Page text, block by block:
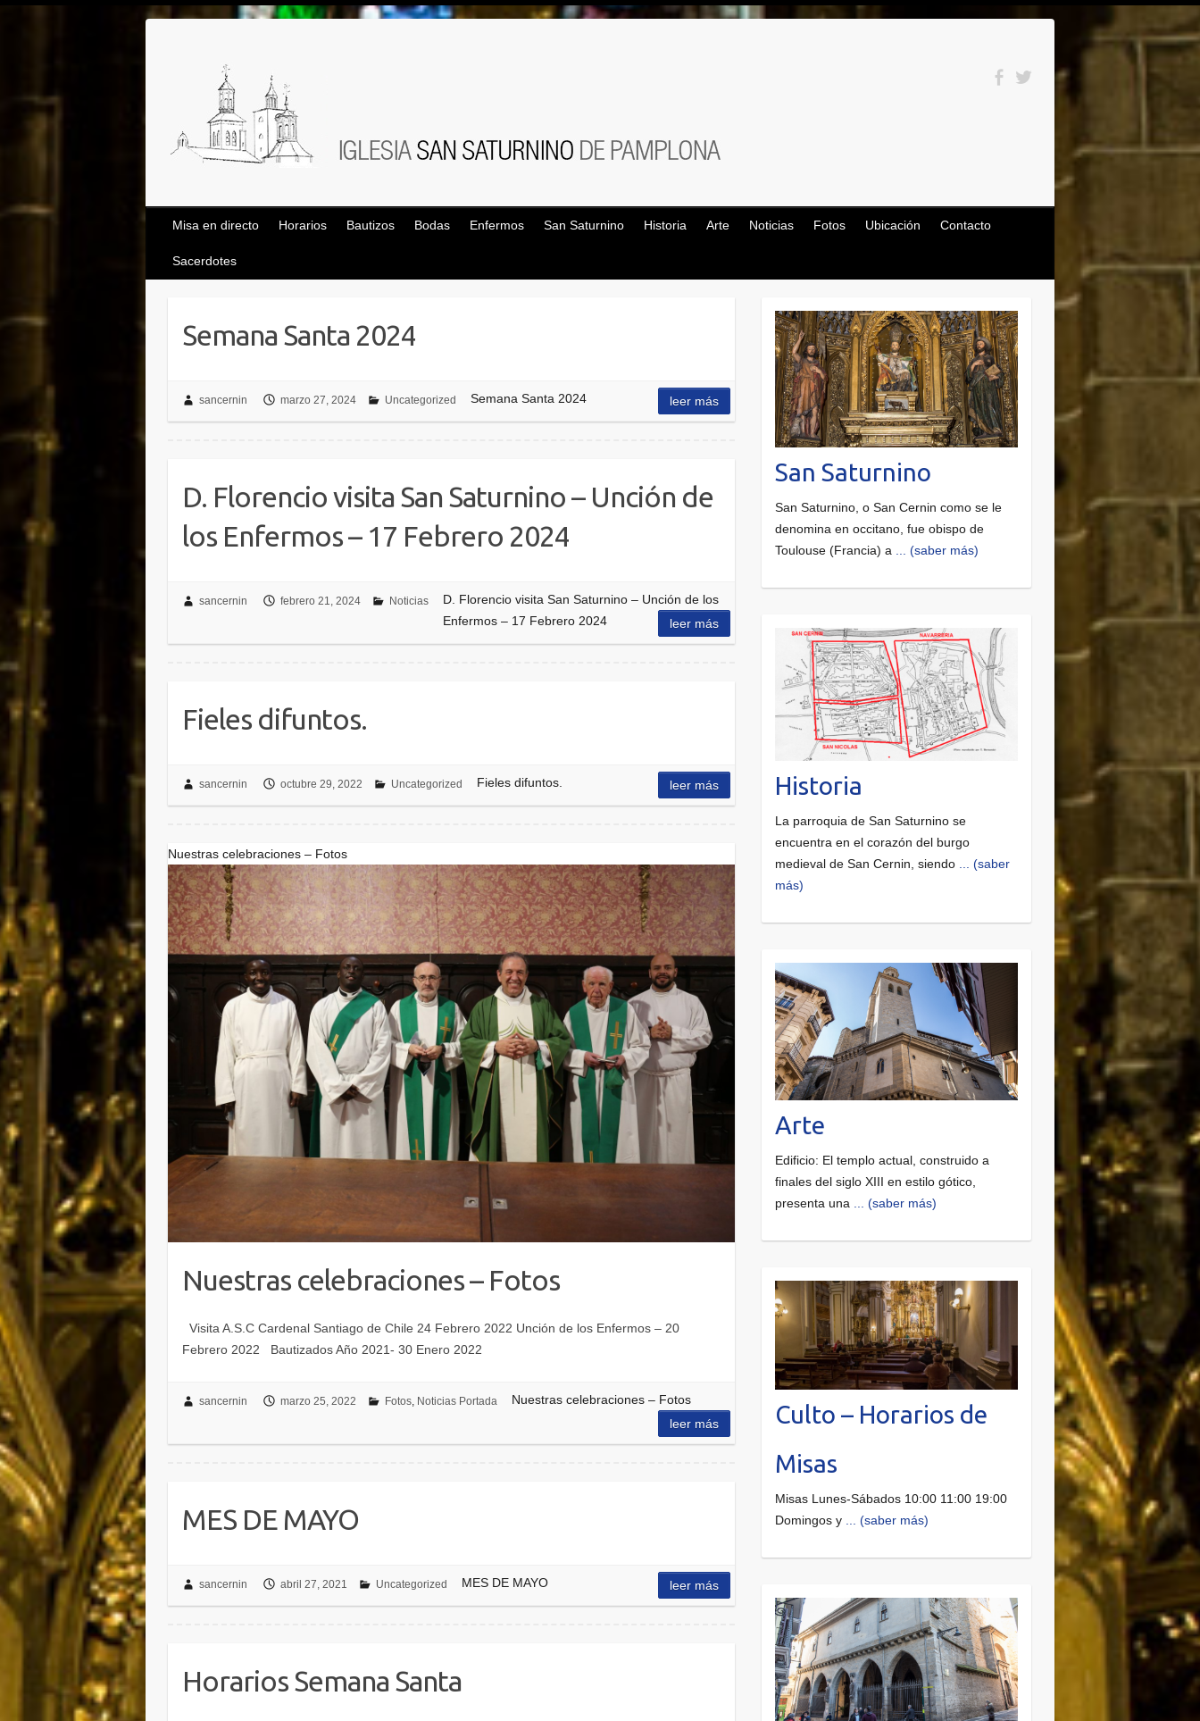
Misa en directo Horarios Bautizos Bodas Enfermos San Saturnino Historia Arte Noticias Fotos Ubicación Contacto
Sacerdotes
Semana Santa 2024
sancernin marzo 27, 2024 Uncategorized Semana Santa 2024 leer más
D. Florencio visita San Saturnino – Unción de
los Enfermos – 17 Febrero 2024
sancernin febrero 21, 2024 Noticias
D. Florencio visita San Saturnino – Unción de los
Enfermos – 17 Febrero 2024
leer más
Fieles difuntos.
sancernin octubre 29, 2022 Uncategorized Fieles difuntos. leer más
Nuestras celebraciones – Fotos
Nuestras celebraciones – Fotos
Visita A.S.C Cardenal Santiago de Chile 24 Febrero 2022 Unción de los Enfermos – 20
Febrero 2022 Bautizados Año 2021- 30 Enero 2022
sancernin marzo 25, 2022 Fotos, Noticias Portada
Nuestras celebraciones – Fotos
leer más
MES DE MAYO
sancernin abril 27, 2021 Uncategorized MES DE MAYO leer más
Horarios Semana Santa
San Saturnino
San Saturnino, o San Cernin como se le
denomina en occitano, fue obispo de
Toulouse (Francia) a ... (saber más)
Historia
La parroquia de San Saturnino se
encuentra en el corazón del burgo
medieval de San Cernin, siendo ... (saber
más)
Arte
Edificio: El templo actual, construido a
finales del siglo XIII en estilo gótico,
presenta una
... (saber más)
Culto – Horarios de
Misas
Misas Lunes-Sábados 10:00 11:00 19:00
Domingos y
... (saber más)